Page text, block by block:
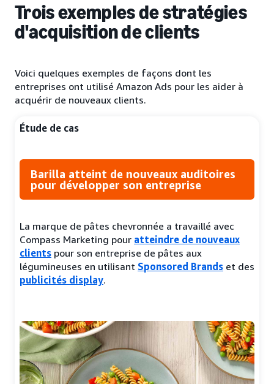
Trois exemples de stratégies
d'acquisition de clients
Voici quelques exemples de façons dont les
entreprises ont utilisé Amazon Ads pour les aider à
acquérir de nouveaux clients.
Étude de cas
Barilla atteint de nouveaux auditoires
pour développer son entreprise
La marque de pâtes chevronnée a travaillé avec
Compass Marketing pour atteindre de nouveaux
clients pour son entreprise de pâtes aux
légumineuses en utilisant Sponsored Brands et des
publicités display.